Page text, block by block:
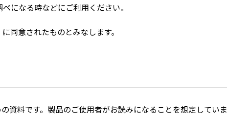
になる時などにご利用ください。
同意されたものとみなします。
資料です。製品のご使用者がお読みになることを想定していま